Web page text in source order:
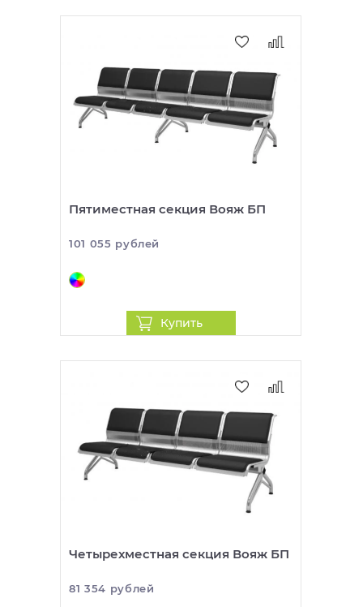
Пятиместная секция Вояж БП
101 055 рублей
Купить
Четырехместная секция Вояж БП
81 354 рублей